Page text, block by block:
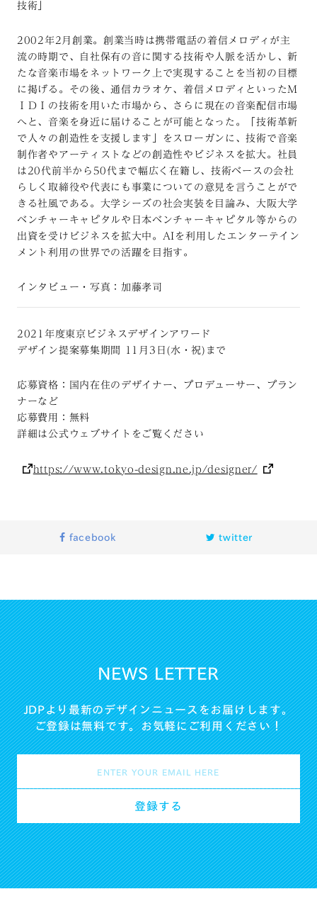
技術」
2002年2月創業。創業当時は携帯電話の着信メロディが主
流の時期で、自社保有の音に関する技術や人脈を活かし、新
たな音楽市場をネットワーク上で実現することを当初の目標
に掲げる。その後、通信カラオケ、着信メロディといったＭ
ＩＤＩの技術を用いた市場から、さらに現在の音楽配信市場
へと、音楽を身近に届けることが可能となった。「技術革新
で人々の創造性を支援します」をスローガンに、技術で音楽
制作者やアーティストなどの創造性やビジネスを拡大。社員
は20代前半から50代まで幅広く在籍し、技術ベースの会社
らしく取締役や代表にも事業についての意見を言うことがで
きる社風である。大学シーズの社会実装を目論み、大阪大学
ベンチャーキャピタルや日本ベンチャーキャピタル等からの
出資を受けビジネスを拡大中。AIを利用したエンターテイン
メント利用の世界での活躍を目指す。
インタビュー・写真：加藤孝司
2021 年度東京ビジネスデザインアワード
デザイン提案募集期間
月 3 日 ( 水・祝) まで
応募資格：国内在住のデザイナー、プロデューサー、プラン
ナーなど
応募費用：無料
詳細は公式ウェブサイトをご覧ください
https://www.tokyo-design.ne.jp/designer/
facebook twitter
NEWS LETTER
JDPより最新のデザインニュースをお届けします。
ご登録は無料です。お気軽にご利用ください！